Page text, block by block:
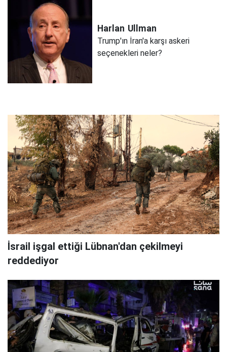
Harlan Ullman
Trump'ın İran'a karşı askeri
seçenekleri neler?
İsrail işgal ettiği Lübnan'dan çekilmeyi
reddediyor